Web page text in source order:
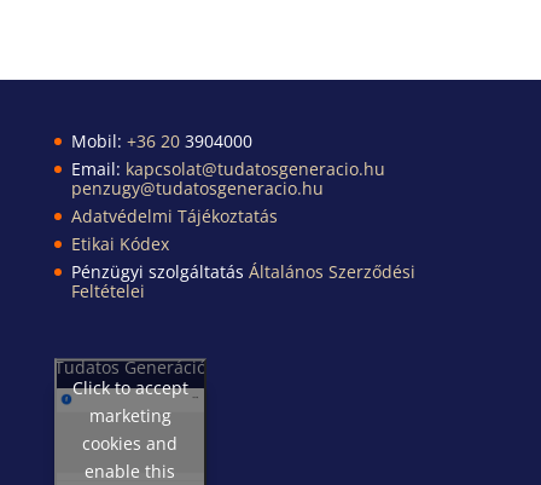
Mobil: +36 20 3904000
Email: kapcsolat@tudatosgeneracio.hu
penzugy@tudatosgeneracio.hu
Adatvédelmi Tájékoztatás
Etikai Kódex
Pénzügyi szolgáltatás Általános Szerződési
Feltételei
Tudatos Generáció
Click to accept
marketing
cookies and
enable this